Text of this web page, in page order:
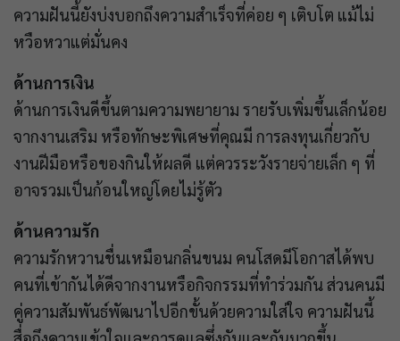
ความฝันนี้ยังบ่งบอกถึงความสำเร็จที่ค่อย ๆ เติบโต แม้ไม่
หวือหวาแต่มั่นคง
ด้านการเงิน
ด้านการเงินดีขึ้นตามความพยายาม รายรับเพิ่มขึ้นเล็กน้อย
จากงานเสริม หรือทักษะพิเศษที่คุณมี การลงทุนเกี่ยวกับ
งานฝีมือหรือของกินให้ผลดี แต่ควรระวังรายจ่ายเล็ก ๆ ที่
อาจรวมเป็นก้อนใหญ่โดยไม่รู้ตัว
ด้านความรัก
ความรักหวานชื่นเหมือนกลิ่นขนม คนโสดมีโอกาสได้พบ
คนที่เข้ากันได้ดีจากงานหรือกิจกรรมที่ทำร่วมกัน ส่วนคนมี
คู่ความสัมพันธ์พัฒนาไปอีกขั้นด้วยความใส่ใจ ความฝันนี้